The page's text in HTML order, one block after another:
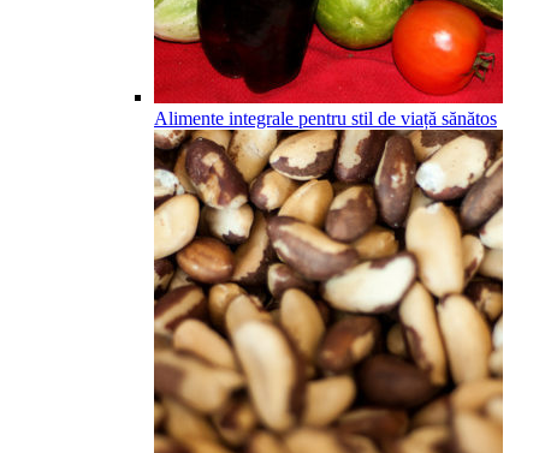
Alimente integrale pentru stil de viață sănătos